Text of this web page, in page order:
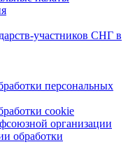
участников СНГ в
персональных
cookie
организации
обработки